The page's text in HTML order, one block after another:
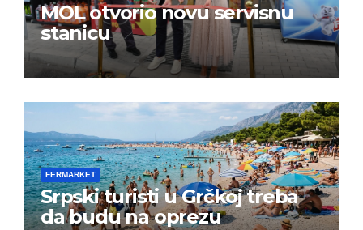
MOL otvorio novu servisnu
stanicu
FERMARKET
Srpski turisti u Grčkoj treba
da budu na oprezu